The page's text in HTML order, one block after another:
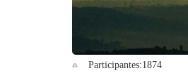
Participantes:1874